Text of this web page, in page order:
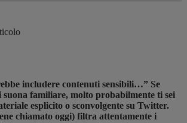
includere contenuti sensibili…” Se
suona familiare, molto probabilmente ti sei
esplicito o sconvolgente su Twitter.
chiamato oggi) filtra attentamente i